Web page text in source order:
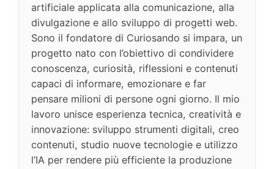
artificiale applicata alla comunicazione, alla
divulgazione e allo sviluppo di progetti web.
Sono il fondatore di Curiosando si impara, un
progetto nato con l’obiettivo di condividere
conoscenza, curiosità, riflessioni e contenuti
capaci di informare, emozionare e far
pensare milioni di persone ogni giorno. Il mio
lavoro unisce esperienza tecnica, creatività e
innovazione: sviluppo strumenti digitali, creo
contenuti, studio nuove tecnologie e utilizzo
l’IA per rendere più efficiente la produzione